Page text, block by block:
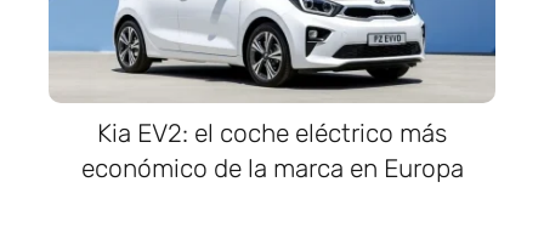
Kia EV2: el coche eléctrico más
económico de la marca en Europa